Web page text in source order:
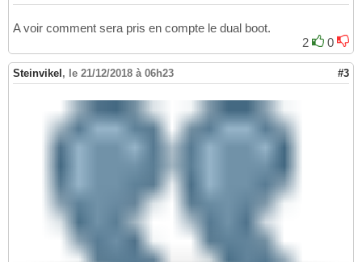
A voir comment sera pris en compte le dual boot.
2
0
Steinvikel, le 21/12/2018 à 06h23 #3